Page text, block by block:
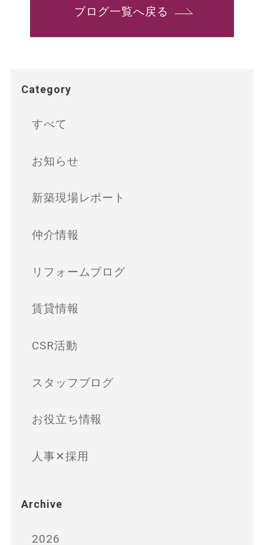
ブログ一覧へ戻る
Category
すべて
お知らせ
新築現場レポート
仲介情報
リフォームブログ
賃貸情報
CSR活動
スタッフブログ
お役立ち情報
人事✕採用
Archive
2026